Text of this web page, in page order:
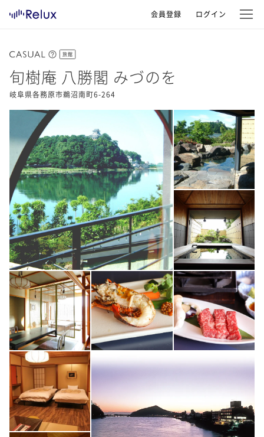
会員登録 ログイン
旅館
旬樹庵 八勝閣 みづのを
岐阜県各務原市鵜沼南町6-264